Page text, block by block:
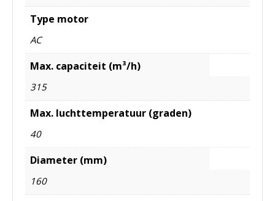
Type motor
AC
Max. capaciteit (m³/h)
315
Max. luchttemperatuur (graden)
40
Diameter (mm)
160